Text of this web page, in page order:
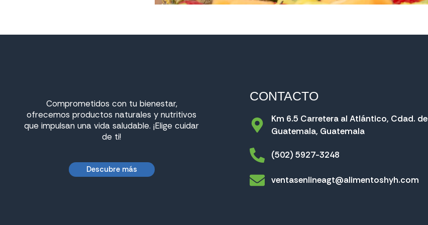
Comprometidos con tu bienestar,
ofrecemos productos naturales y nutritivos
que impulsan una vida saludable. ¡Elige cuidar
de ti!
Descubre más
CONTACTO
Km 6.5 Carretera al Atlántico, Cdad. de
Guatemala, Guatemala
(502) 5927-3248
ventasenlineagt@alimentoshyh.com